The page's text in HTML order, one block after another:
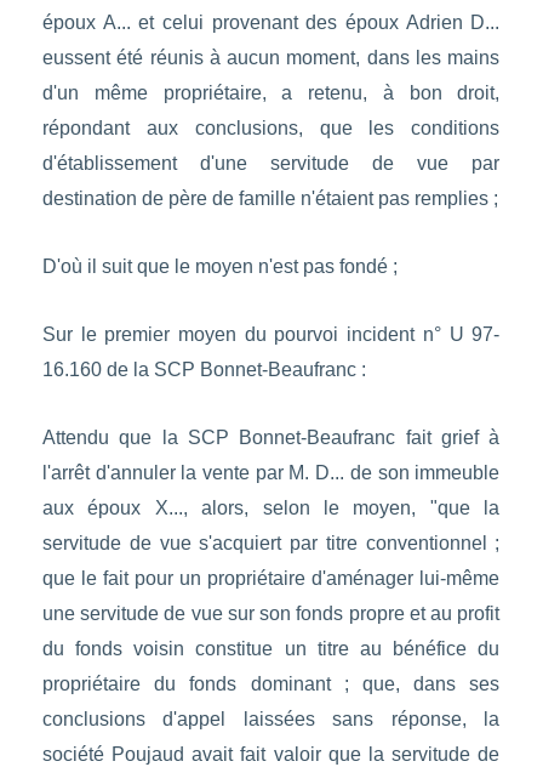
époux A... et celui provenant des époux Adrien D...
eussent été réunis à aucun moment, dans les mains
d'un même propriétaire, a retenu, à bon droit,
répondant aux conclusions, que les conditions
d'établissement d'une servitude de vue par
destination de père de famille n'étaient pas remplies ;
D'où il suit que le moyen n'est pas fondé ;
Sur le premier moyen du pourvoi incident n° U 97-
16.160 de la SCP Bonnet-Beaufranc :
Attendu que la SCP Bonnet-Beaufranc fait grief à
l'arrêt d'annuler la vente par M. D... de son immeuble
aux époux X..., alors, selon le moyen, "que la
servitude de vue s'acquiert par titre conventionnel ;
que le fait pour un propriétaire d'aménager lui-même
une servitude de vue sur son fonds propre et au profit
du fonds voisin constitue un titre au bénéfice du
propriétaire du fonds dominant ; que, dans ses
conclusions d'appel laissées sans réponse, la
société Poujaud avait fait valoir que la servitude de